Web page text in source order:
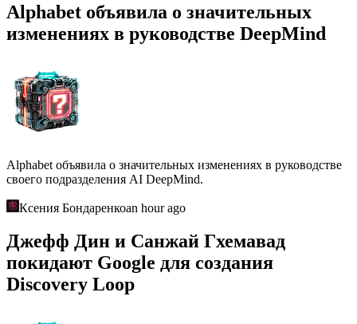
Alphabet объявила о значительных
изменениях в руководстве DeepMind
Alphabet объявила о значительных изменениях в руководстве
своего подразделения AI DeepMind.
Ксения Бондаренкоan hour ago
Джефф Дин и Санжай Гхемавад
покидают Google для создания
Discovery Loop